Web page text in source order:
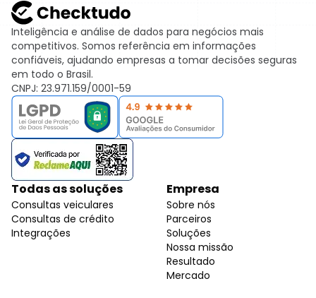
Inteligência e análise de dados para negócios mais
competitivos. Somos referência em informações
confiáveis, ajudando empresas a tomar decisões seguras
em todo o Brasil.
CNPJ: 23.971.159/0001-59
Todas as soluções
Consultas veiculares
Consultas de crédito
Integrações
Empresa
Sobre nós
Parceiros
Soluções
Nossa missão
Resultado
Mercado